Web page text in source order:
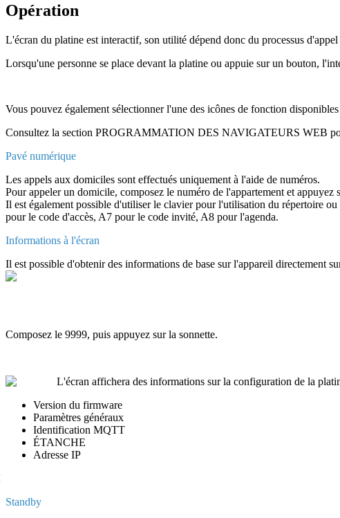
Opération
L'écran du platine est interactif, son utilité dépend donc du processus d'appel
Lorsqu'une personne se place devant la platine ou appuie sur un bouton, l'
Vous pouvez également sélectionner l'une des icônes de fonction disponibles
Consultez la section PROGRAMMATION DES NAVIGATEURS WEB
Pavé numérique
Les appels aux domiciles sont effectués uniquement à l'aide de numéros.
Pour appeler un domicile, composez le numéro de l'appartement et appuyez
Il est également possible d'utiliser le clavier pour l'utilisation du répertoire ou
pour le code d'accès, A7 pour le code invité, A8 pour l'agenda.
Informations à l'écran
Il est possible d'obtenir des informations de base sur l'appareil directement
Composez le 9999, puis appuyez sur la sonnette.
L'écran affichera des informations sur la configuration de la
Version du firmware
Paramètres généraux
Identification MQTT
ÉTANCHE
Adresse IP
Standby